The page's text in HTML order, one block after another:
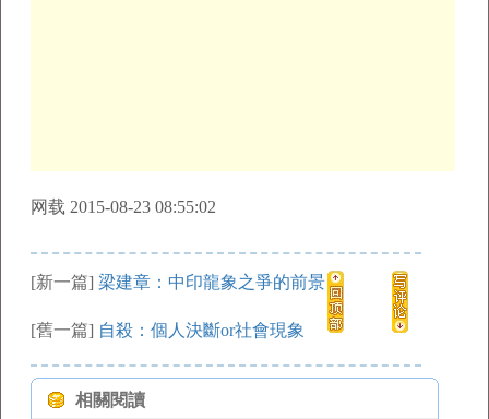
网载 2015-08-23 08:55:02
[新一篇] 梁建章：中印龍象之爭的前景
[舊一篇] 自殺：個人決斷or社會現象
相關閱讀